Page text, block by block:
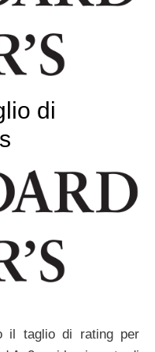
di
il taglio di rating per